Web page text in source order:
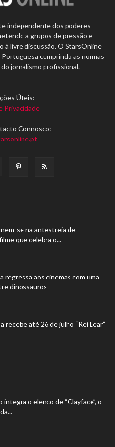
independente dos poderes
a grupos de pressão e
à livre discussão. O StarsOnline
cumprindo as normas
jornalismo profissional.
Úteis:
Privacidade
Connosco:
se na antestreia de
filme que celebra o...
regressa aos cinemas com uma
dinossauros
recebe até 26 de julho “Rei Lear”
integra o elenco de “Clayface”, o